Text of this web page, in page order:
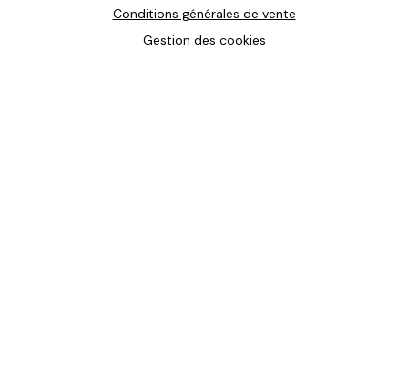
Conditions générales de vente
Gestion des cookies